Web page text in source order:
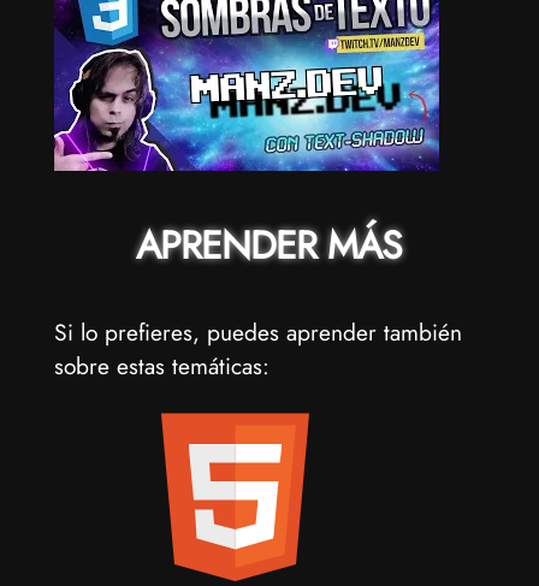
APRENDER MÁS
Si lo prefieres, puedes aprender también
sobre estas temáticas: